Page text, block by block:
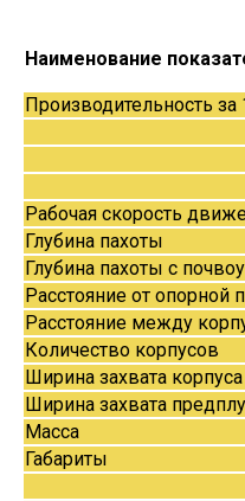
Наименование
Производительность
Рабочая скорость
Глубина пахоты
Глубина пахоты с
Расстояние от опорной
Расстояние между
Количество корпусов
Ширина захвата корпуса
Ширина захвата
Масса
Габариты